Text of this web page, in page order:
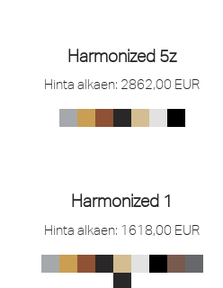
Harmonized 5z
Hinta alkaen: 2862,00 EUR
Harmonized 1
Hinta alkaen: 1618,00 EUR